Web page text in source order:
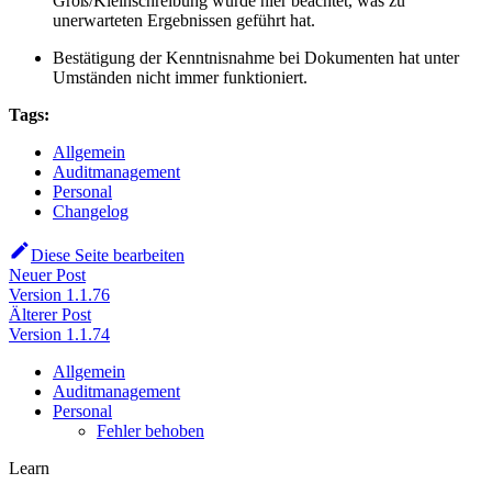
unerwarteten Ergebnissen geführt hat.
Bestätigung der Kenntnisnahme bei Dokumenten hat unter
Umständen nicht immer funktioniert.
Tags:
Allgemein
Auditmanagement
Personal
Changelog
Diese Seite bearbeiten
Neuer Post
Version 1.1.76
Älterer Post
Version 1.1.74
Allgemein
Auditmanagement
Personal
Fehler behoben
Learn